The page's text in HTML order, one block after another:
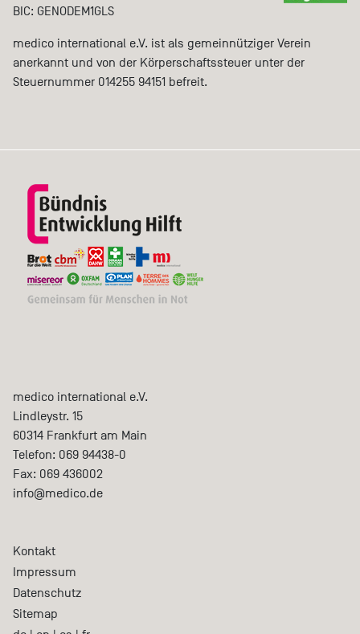
BIC: GENODEM1GLS
medico international e.V. ist als gemeinnütziger Verein
anerkannt und von der Körperschaftssteuer unter der
Steuernummer 014255 94151 befreit.
medico international e.V.
Lindleystr. 15
60314 Frankfurt am Main
Telefon: 069 94438-0
Fax: 069 436002
info@medico.de
Kontakt
Impressum
Datenschutz
Sitemap